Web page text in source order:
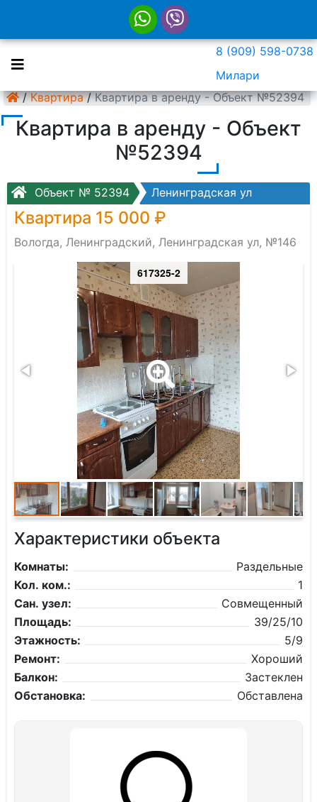
8 (909) 598-0738
Милари
/ Квартира / Квартира в аренду - Объект №52394
Квартира в аренду - Объект
№52394
Объект № 52394 Ленинградская ул
Квартира 15 000 ₽
Вологда, Ленинградский, Ленинградская ул, №146
617325-2
Характеристики объекта
Комнаты:
Раздельные
Кол. ком.:
1
Сан. узел:
Совмещенный
Площадь:
39/25/10
Этажность:
5/9
Ремонт:
Хороший
Балкон:
Застеклен
Обстановка:
Обставлена